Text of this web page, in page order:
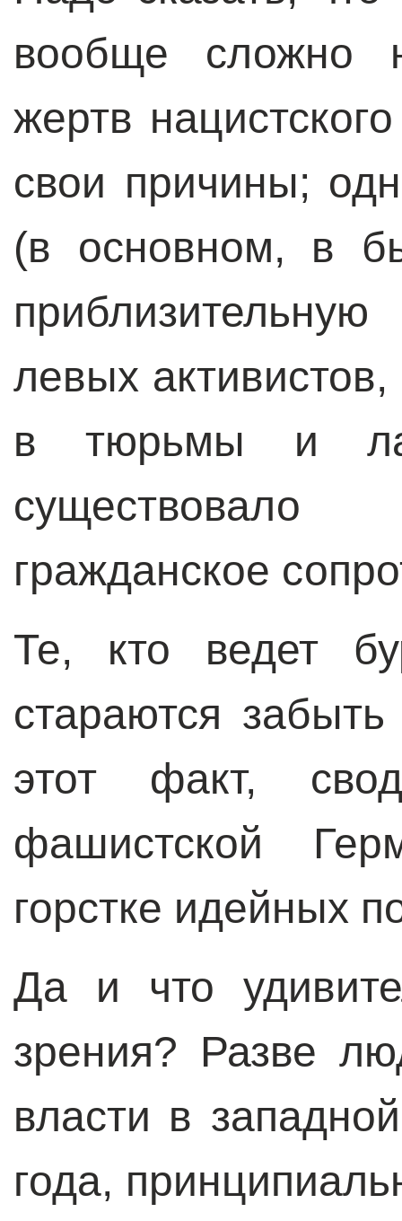
вообще сложно
жертв
свои причины;
(в основном, в
левых
в тюрьмы и
гражданское
Те, кто ведет
стараются
этот факт,
фашистской
горстке идейных
Да и что
зрения? Разве
власти в
года,